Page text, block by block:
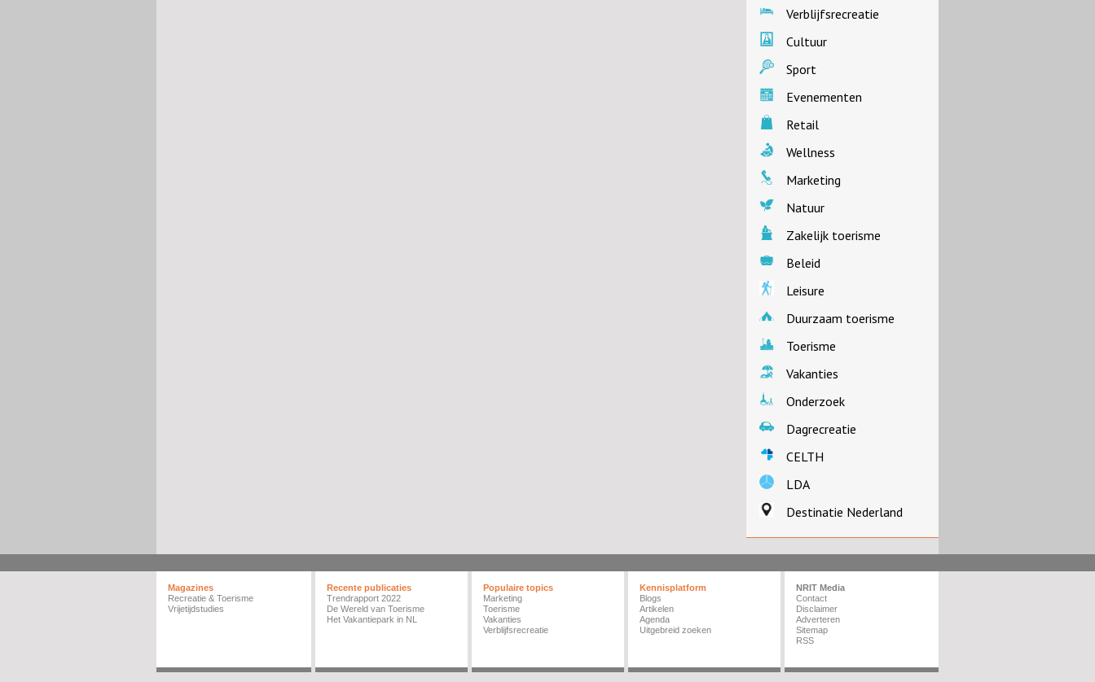
Verblijfsrecreatie
Cultuur
Sport
Evenementen
Retail
Wellness
Marketing
Natuur
Zakelijk toerisme
Beleid
Leisure
Duurzaam toerisme
Toerisme
Vakanties
Onderzoek
Dagrecreatie
CELTH
LDA
Destinatie Nederland
Magazines
Recreatie & Toerisme
Vrijetijdstudies
Recente publicaties
Trendrapport 2022
De Wereld van Toerisme
Het Vakantiepark in NL
Populaire topics
Marketing
Toerisme
Vakanties
Verblijfsrecreatie
Kennisplatform
Blogs
Artikelen
Agenda
Uitgebreid zoeken
NRIT Media
Contact
Disclaimer
Adverteren
Sitemap
RSS